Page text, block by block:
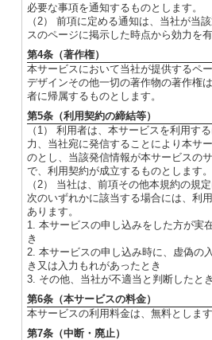
必要な事項を通知するものとします。
（2） 前項に定める通知は、当社が当
スのページに掲示した時点から効力を
第4条（著作権）
本サービスにおいて当社が提供するペ
デザインその他一切の著作物の著作権
者に帰属するものとします。
第5条（利用契約の締結等）
（1） 利用者は、本サービスを利用す
力、当社宛に発信することにより本サ
のとし、当該発信情報が本サービスの
で、利用契約が成立するものとします。
（2） 当社は、前項その他本規約の規
次のいずれかに該当する場合には、利
あります。
1. 本サービスの申し込みをした方が実
き
2. 本サービスの申し込み時に、虚偽の
き又は入力もれがあったとき
3. その他、当社が不適当と判断したとき
第6条（本サービスの料金）
本サービスの利用料金は、無料とします
第7条（中断・廃止）